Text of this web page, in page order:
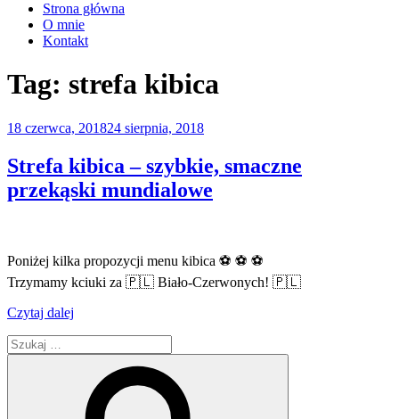
Strona główna
O mnie
Kontakt
Tag: strefa kibica
Opublikowane
18 czerwca, 201824 sierpnia, 2018
Strefa kibica – szybkie, smaczne
przekąski mundialowe
Poniżej kilka propozycji menu kibica ⚽ ⚽ ⚽
Trzymamy kciuki za 🇵🇱 Biało-Czerwonych! 🇵🇱
Czytaj dalej
szybkie,
smaczne
przekąski
mundialowe”
Szukaj: